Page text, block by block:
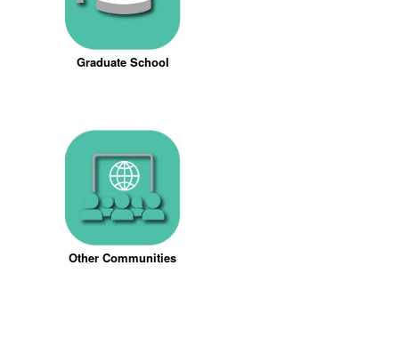
Graduate School
Other Communities